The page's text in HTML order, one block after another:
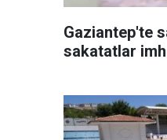
Gaziantep'te
sakatatlar